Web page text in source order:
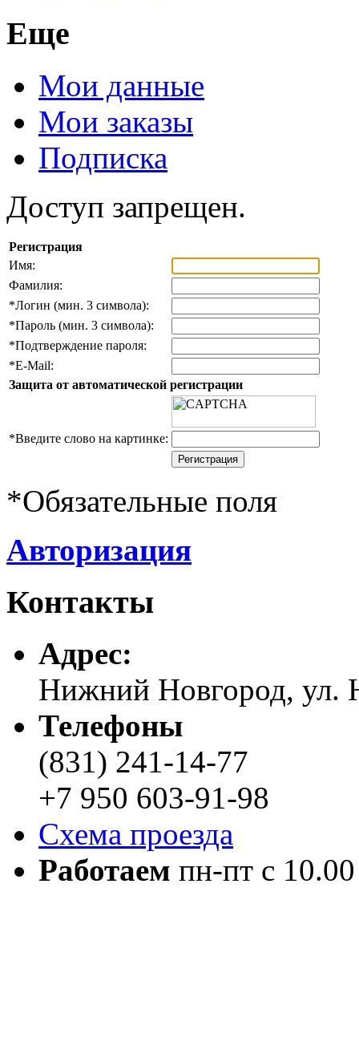
Еще
Мои данные
Мои заказы
Подписка
Доступ запрещен.
Регистрация
Имя:
Фамилия:
*Логин (мин. 3 символа):
*Пароль (мин. 3 символа):
*Подтверждение пароля:
*E-Mail:
Защита от автоматической регистрации
*Введите слово на картинке:
*Обязательные поля
Авторизация
Контакты
Адреc:
Нижний Новгород, ул.
Телефоны
(831) 241-14-77
+7 950 603-91-98
Схема проезда
Работаем пн-пт с